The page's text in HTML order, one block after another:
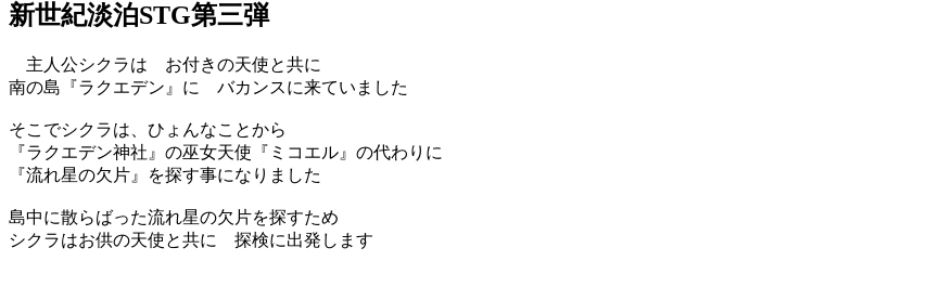
新世紀淡泊STG第三弾
主人公シクラは お付きの天使と共に
南の島『ラクエデン』に バカンスに来ていました
そこでシクラは、ひょんなことから
『ラクエデン神社』の巫女天使『ミコエル』の代わりに
『流れ星の欠片』を探す事になりました
島中に散らばった流れ星の欠片を探すため
シクラはお供の天使と共に 探検に出発します